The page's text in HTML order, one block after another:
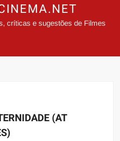
críticas e sugestões de Filmes
(AT